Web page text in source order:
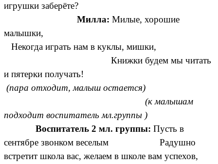
игрушки заберёте?
Милла: Милые, хорошие
малышки,
Некогда играть нам в куклы, мишки,
Книжки будем мы читать
и пятерки получать!
(пара отходит, малыш остается)
(к малышам
подходит воспитатель мл.группы )
Воспитатель 2 мл. группы: Пусть в
сентябре звонком веселым Радушно
встретит школа вас, желаем в школе вам успехов,